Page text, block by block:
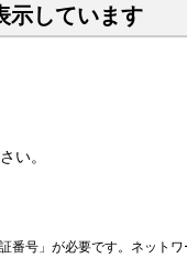
示しています
い。
番号」が必要です。ネット